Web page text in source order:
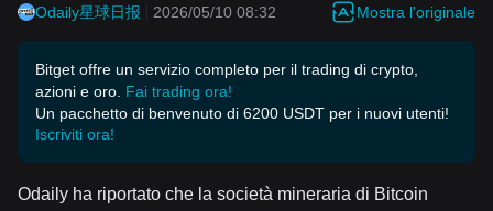
Odaily星球日报 2026/05/10 08:32 Mostra l'originale
Bitget offre un servizio completo per il trading di crypto,
azioni e oro. Fai trading ora!
Un pacchetto di benvenuto di 6200 USDT per i nuovi utenti!
Iscriviti ora!
Odaily ha riportato che la società mineraria di Bitcoin